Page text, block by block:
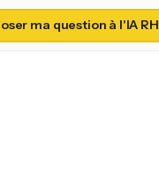
ma question à l'IA RH